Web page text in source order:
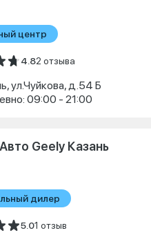
центр
4.82 отзыва
ул.Чуйкова, д.54 Б
09:00 - 21:00
Geely Казань
дилер
5.01 отзыв